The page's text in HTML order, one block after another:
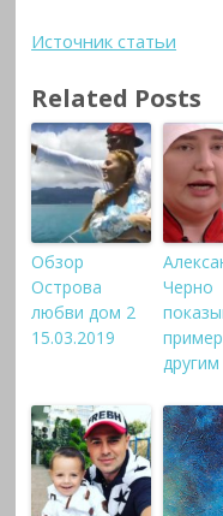
Источник статьи
Related Posts
Обзор
Острова
любви дом 2
15.03.2019
Черно
пример
другим